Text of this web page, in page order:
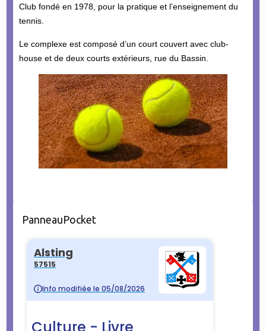
Club fondé en 1978, pour la pratique et l’enseignement du
tennis.
Le complexe est composé d’un court couvert avec club-
house et de deux courts extérieurs, rue du Bassin.
PanneauPocket